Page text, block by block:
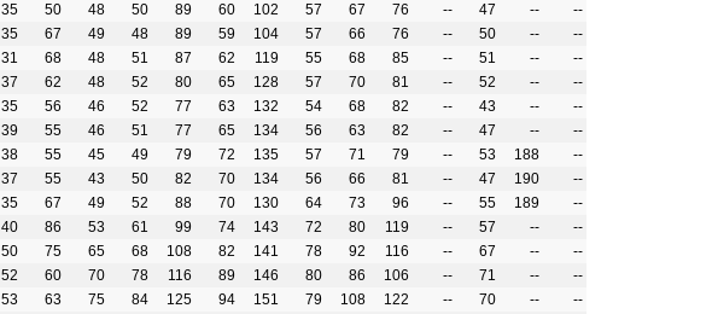
35 50 48 50 89 60 102 57 67 76 -- 47 --
--
35 67 49 48 89 59 104 57 66 76 -- 50 --
--
31 68 48 51 87 62 119 55 68 85 -- 51 --
--
37 62 48 52 80 65 128 57 70 81 -- 52 --
--
35 56 46 52 77 63 132 54 68 82 -- 43 --
--
39 55 46 51 77 65 134 56 63 82 -- 47 --
--
38 55 45 49 79 72 135 57 71 79 -- 53 188
--
37 55 43 50 82 70 134 56 66 81 -- 47 190
--
35 67 49 52 88 70 130 64 73 96 -- 55 189
--
40 86 53 61 99 74 143 72 80 119 -- 57 --
--
50 75 65 68 108 82 141 78 92 116 -- 67 --
--
52 60 70 78 116 89 146 80 86 106 -- 71 --
--
53 63 75 84 125 94 151 79 108 122 -- 70 --
--